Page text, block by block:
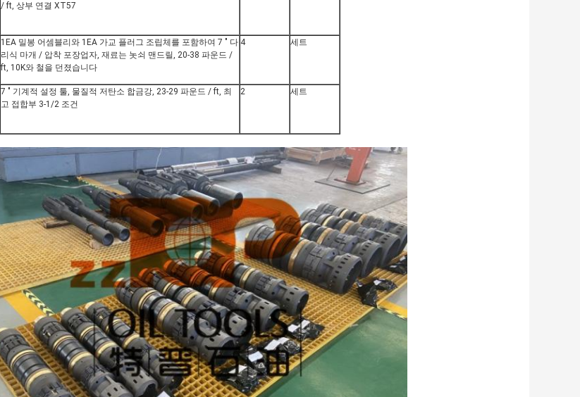
/ ft, 상부 연결 XT57
1EA 밀봉 어셈블리와 1EA 가교 플러그 조립체를 포함하여 7 " 다
리식 마개 / 압착 포장업자, 재료는 놋쇠 맨드릴, 20-38 파운드 /
ft, 10K와 철을 던졌습니다
4 세트
7 " 기계적 설정 툴, 물질적 저탄소 합금강, 23-29 파운드 / ft, 최
고 접합부 3-1/2 조건
2 세트